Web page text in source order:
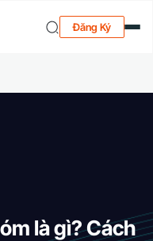
Đăng Ký
là gì? Cách